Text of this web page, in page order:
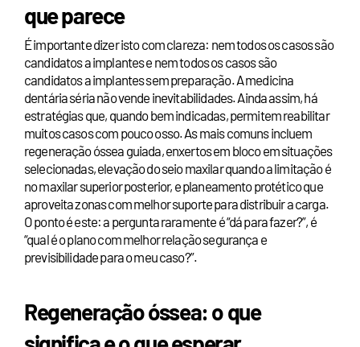
que parece
É importante dizer isto com clareza: nem todos os casos são
candidatos a implantes e nem todos os casos são
candidatos a implantes sem preparação. A medicina
dentária séria não vende inevitabilidades. Ainda assim, há
estratégias que, quando bem indicadas, permitem reabilitar
muitos casos com pouco osso. As mais comuns incluem
regeneração óssea guiada, enxertos em bloco em situações
selecionadas, elevação do seio maxilar quando a limitação é
no maxilar superior posterior, e planeamento protético que
aproveita zonas com melhor suporte para distribuir a carga.
O ponto é este: a pergunta raramente é “dá para fazer?”, é
“qual é o plano com melhor relação segurança e
previsibilidade para o meu caso?”.
Regeneração óssea: o que